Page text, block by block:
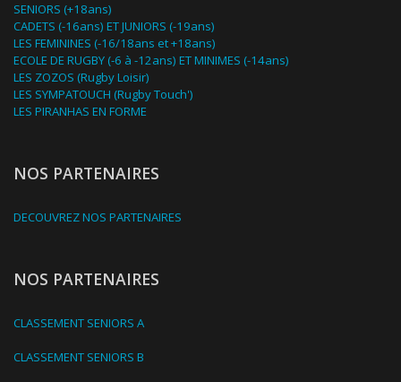
SENIORS (+18ans)
CADETS (-16ans) ET JUNIORS (-19ans)
LES FEMININES (-16/18ans et +18ans)
ECOLE DE RUGBY (-6 à -12ans) ET MINIMES (-14ans)
LES ZOZOS (Rugby Loisir)
LES SYMPATOUCH (Rugby Touch')
LES PIRANHAS EN FORME
NOS PARTENAIRES
DECOUVREZ NOS PARTENAIRES
NOS PARTENAIRES
CLASSEMENT SENIORS A
CLASSEMENT SENIORS B